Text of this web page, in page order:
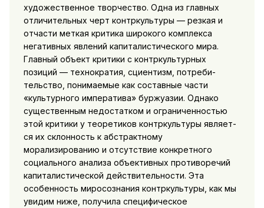
художественное творчество. Одна из главных
отличительных черт контркультуры — рез­кая и
отчасти меткая критика широкого комплекса
негативных явлений капиталистического мира.
Главный объект критики с контркультурных
позиций — технократия, сциентизм, потреби­
тельство, понимаемые как составные части
«культурного импе­ратива» буржуазии. Однако
существенным недостатком и огра­ниченностью
этой критики у теоретиков контркультуры являет­
ся их склонность к абстрактному
морализированию и отсутст­вие конкретного
социального анализа объективных противоречий
капиталистической действительности. Эта
особенность миросознания контркультуры, как мы
увидим ниже, получила специ­фическое